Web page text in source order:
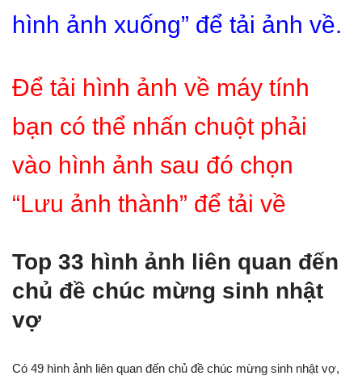
hình ảnh xuống” để tải ảnh về.
Để tải hình ảnh về máy tính
bạn có thể nhấn chuột phải
vào hình ảnh sau đó chọn
“Lưu ảnh thành” để tải về
Top 33 hình ảnh liên quan đến
chủ đề chúc mừng sinh nhật
vợ
Có 49 hình ảnh liên quan đến chủ đề chúc mừng sinh nhật vợ,